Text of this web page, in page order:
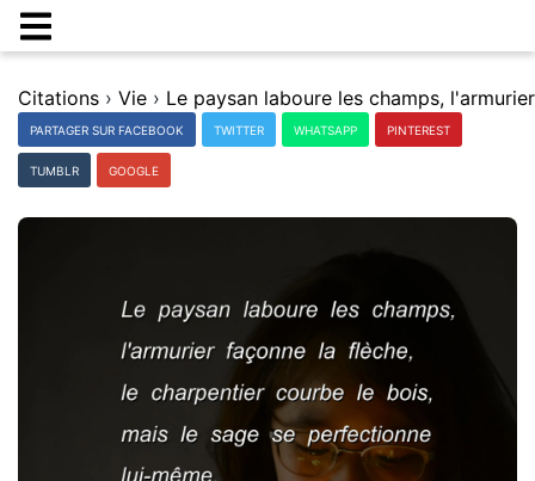
Citations › Vie ›
PARTAGER SUR FACEBOOK TWITTER WHATSAPP PINTEREST
TUMBLR GOOGLE